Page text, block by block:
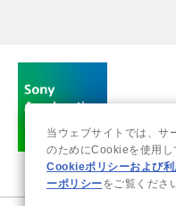
当ウェブサイトでは、サ
のためにCookieを使用し
Cookieポリシーおよび
ーポリシーをご覧くださ